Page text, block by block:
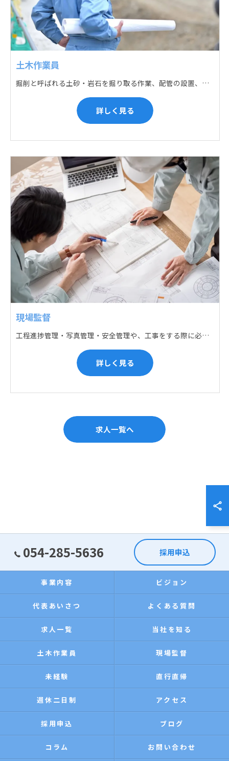
土木作業員
掘削と呼ばれる土砂・岩石を掘り取る作業、配管の設置、埋戻しの順に手作業と機械作業の併用をして行います。また、作業に使用する管材料の運搬作業も、機械と手作業にて行っています。
詳しく見る
現場監督
工程進捗管理・写真管理・安全管理や、工事をする際に必要な各種書類作成・届出 (申請) などの現場管理業務をお任せします。遅れている箇所のサポートに入るなど、臨機応変な対応が必要になります。
詳しく見る
求人一覧へ
054-285-5636 採用申込
事業内容 ビジョン
代表あいさつ よくある質問
求人一覧 当社を知る
土木作業員 現場監督
未経験 直行直帰
週休二日制 アクセス
採用申込 ブログ
コラム お問い合わせ